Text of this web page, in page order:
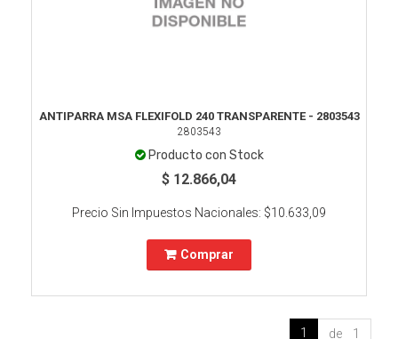
ANTIPARRA MSA FLEXIFOLD 240 TRANSPARENTE - 2803543
2803543
Producto con Stock
$ 12.866,04
Precio Sin Impuestos Nacionales: $10.633,09
Comprar
1 de 1